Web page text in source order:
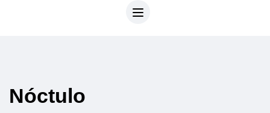
Nóctulo